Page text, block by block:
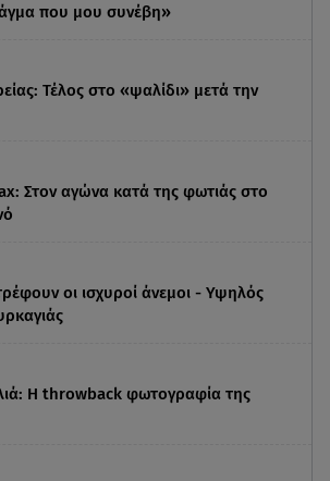
που μου συνέβη»
Τέλος στο «ψαλίδι» μετά την
Στον αγώνα κατά της φωτιάς στο
οι ισχυροί άνεμοι - Υψηλός
Η throwback φωτογραφία της